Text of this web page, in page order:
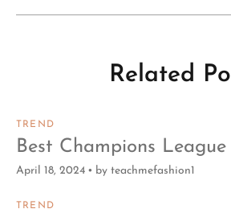
Related
TREND
Best Champions
April 18, 2024 by teachmefashion1
TREND